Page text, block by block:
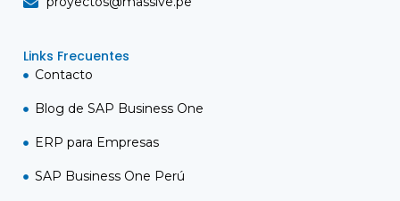
Links Frecuentes
Contacto
Blog de SAP Business One
ERP para Empresas
SAP Business One Perú